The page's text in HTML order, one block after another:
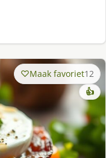
Maak favoriet12
👍